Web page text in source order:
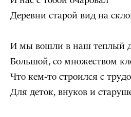
Деревни старой вид на
И мы вошли в наш теплый
Большой, со множеством
Что кем-то строился с
Для деток, внуков и